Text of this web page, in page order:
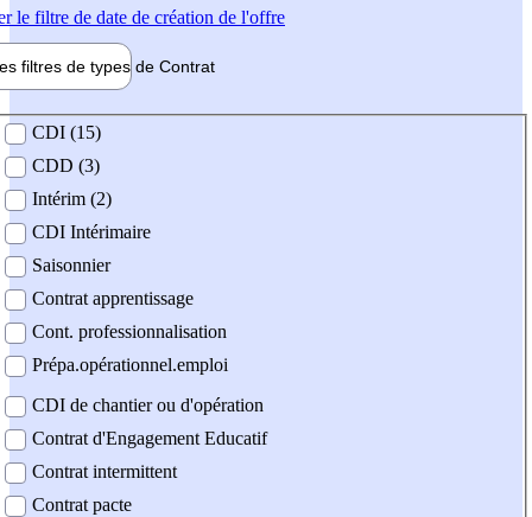
le filtre de date de création de l'offre
filtres de types de Contrat
contrat
CDI (15)
CDD (3)
Intérim (2)
CDI Intérimaire
Saisonnier
Contrat apprentissage
Cont. professionnalisation
Prépa.opérationnel.emploi
CDI de chantier ou d'opération
Contrat d'Engagement Educatif
Contrat intermittent
Contrat pacte